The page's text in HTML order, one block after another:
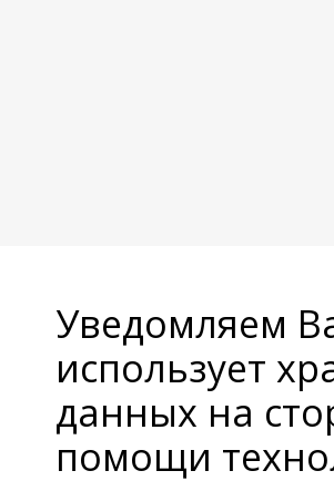
Уведомляем
использует
данных на
помощи